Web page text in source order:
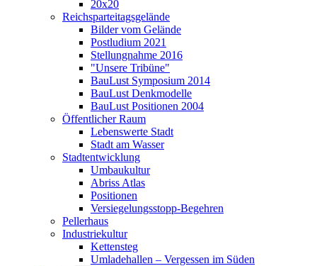
20x20
Reichsparteitagsgelände
Bilder vom Gelände
Postludium 2021
Stellungnahme 2016
"Unsere Tribüne"
BauLust Symposium 2014
BauLust Denkmodelle
BauLust Positionen 2004
Öffentlicher Raum
Lebenswerte Stadt
Stadt am Wasser
Stadtentwicklung
Umbaukultur
Abriss Atlas
Positionen
Versiegelungsstopp-Begehren
Pellerhaus
Industriekultur
Kettensteg
Umladehallen – Vergessen im Süden